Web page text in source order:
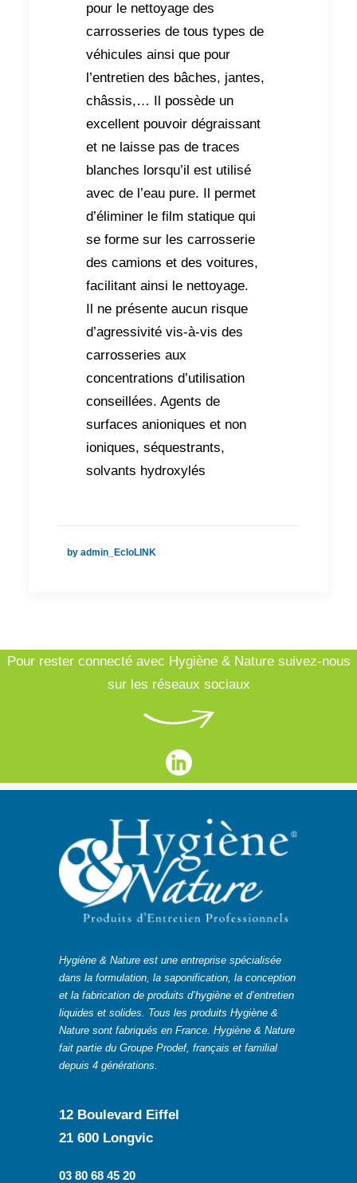
pour le nettoyage des
carrosseries de tous types de
véhicules ainsi que pour
l’entretien des bâches, jantes,
châssis,… Il possède un
excellent pouvoir dégraissant
et ne laisse pas de traces
blanches lorsqu’il est utilisé
avec de l’eau pure. Il permet
d’éliminer le film statique qui
se forme sur les carrosserie
des camions et des voitures,
facilitant ainsi le nettoyage.
Il ne présente aucun risque
d’agressivité vis-à-vis des
carrosseries aux
concentrations d’utilisation
conseillées. Agents de
surfaces anioniques et non
ioniques, séquestrants,
solvants hydroxylés
by admin_EcloLINK
Pour rester connecté avec Hygiène & Nature suivez-nous
sur les réseaux sociaux
Hygiène & Nature est une entreprise spécialisée
dans la formulation, la saponification, la conception
et la fabrication de produits d’hygiène et d’entretien
liquides et solides. Tous les produits Hygiène &
Nature sont fabriqués en France. Hygiène & Nature
fait partie du Groupe Prodef, français et familial
depuis 4 générations.
12 Boulevard Eiffel
21 600 Longvic
03 80 68 45 20